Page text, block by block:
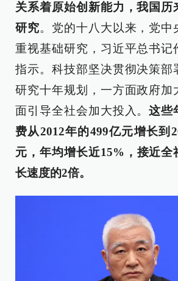
关系着原始创新能力，我国历
研究。党的十八大以来，党中
重视基础研究，习近平总书记
指示。科技部坚决贯彻决策部
研究十年规划，一方面政府加
面引导全社会加大投入。这些
费从2012年的499亿元增长到
元，年均增长近15%，接近全
长速度的2倍。